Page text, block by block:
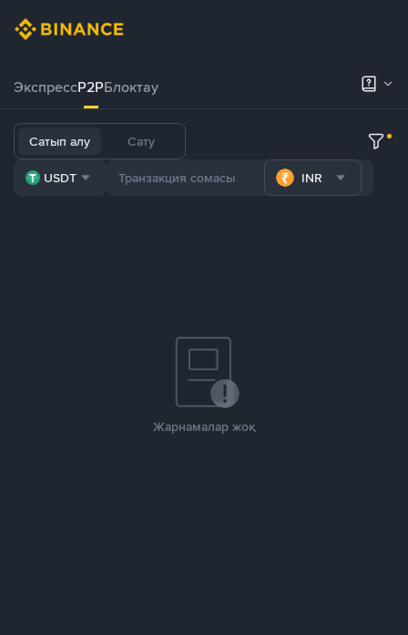
ЭкспрессP2PБлоктау
Сатып алу Сату
USDT INR
Жарнамалар жоқ